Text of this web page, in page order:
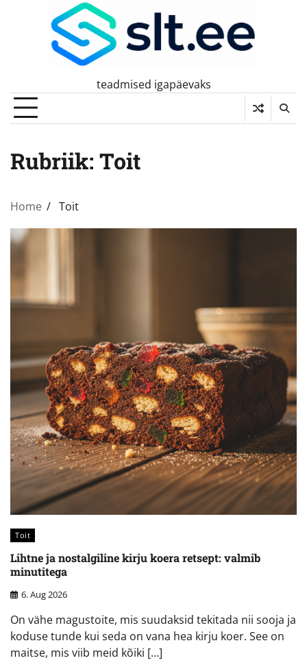
teadmised igapäevaks
Rubriik: Toit
Home Toit
Toit
Lihtne ja nostalgiline kirju koera retsept: valmib
minutitega
6. Aug 2026
On vähe magustoite, mis suudaksid tekitada nii sooja ja
koduse tunde kui seda on vana hea kirju koer. See on
maitse, mis viib meid kõiki […]